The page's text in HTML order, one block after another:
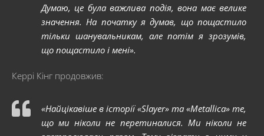
Думаю, це була важлива подія, вона має велике
значення. На початку я думав, що пощастило
тільки шанувальникам, але потім я зрозумів,
що пощастило і мені».
Керрі Кінг продовжив:
«Найцікавіше в історії «Slayer» та «Metallica» те,
що ми ніколи не перетиналися. Ми ніколи не